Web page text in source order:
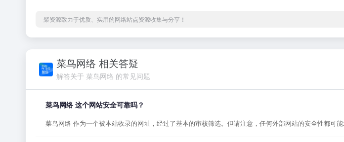
聚资源致力于优质、实用的网络站点资源收集与分享！
菜鸟网络 相关答疑
解答关于 菜鸟网络 的常见问题
菜鸟网络 这个网站安全可靠吗？
菜鸟网络 作为一个被本站收录的网址，经过了基本的审核筛选。但请注意，任何外部网站的安全性都可